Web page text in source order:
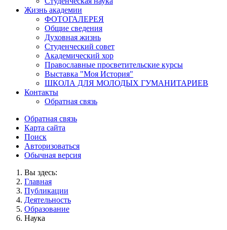
Жизнь академии
ФОТОГАЛЕРЕЯ
Общие сведения
Духовная жизнь
Студенческий совет
Академический хор
Православные просветительские курсы
Выставка "Моя История"
ШКОЛА ДЛЯ МОЛОДЫХ ГУМАНИТАРИЕВ
Контакты
Обратная связь
Обратная связь
Карта сайта
Поиск
Авторизоваться
Обычная версия
Вы здесь:
Главная
Публикации
Деятельность
Образование
Наука